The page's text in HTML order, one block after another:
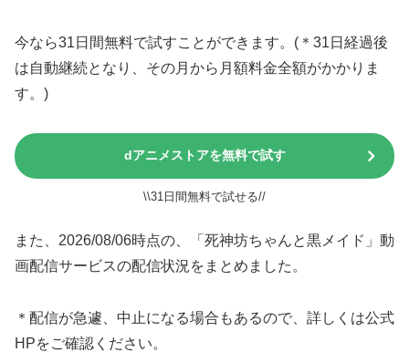
今なら31日間無料で試すことができます。(＊31日経過後
は自動継続となり、その月から月額料金全額がかかりま
す。)
dアニメストアを無料で試す
\\31日間無料で試せる//
また、2026/08/06時点の、「死神坊ちゃんと黒メイド」動
画配信サービスの配信状況をまとめました。
＊配信が急遽、中止になる場合もあるので、詳しくは公式
HPをご確認ください。